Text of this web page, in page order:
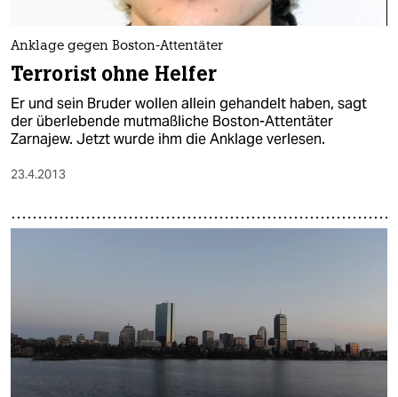
Anklage gegen Boston-Attentäter
Terrorist ohne Helfer
Er und sein Bruder wollen allein gehandelt haben, sagt
der überlebende mutmaßliche Boston-Attentäter
Zarnajew. Jetzt wurde ihm die Anklage verlesen.
23.4.2013